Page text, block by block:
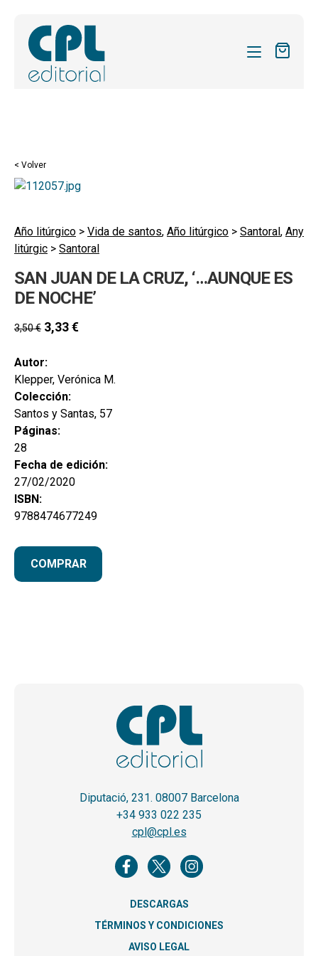
REVISTAS
FORMAS
el
ACTUALIDAD
menú
BLOG
el
CONTACTO
MI CUENTA
BUSCAR
CAT
ESP
< Volver
Año litúrgico > Vida de santos, Año litúrgico > Santoral, Any
litúrgic > Santoral
SAN JUAN DE LA CRUZ, ‘…AUNQUE ES
DE NOCHE’
3,50€ 3,33€
Autor:
Klepper, Verónica M.
Colección:
Santos y Santas, 57
Páginas:
28
Fecha de edición:
27/02/2020
ISBN:
9788474677249
COMPRAR
Diputació, 231. 08007 Barcelona
+34 933 022 235
cpl@cpl.es
DESCARGAS
TÉRMINOS Y CONDICIONES
AVISO LEGAL